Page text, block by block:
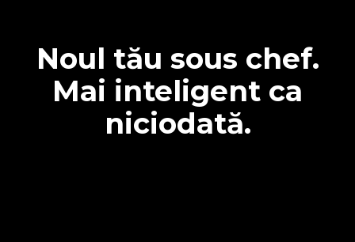
Noul tău sous chef.
Mai inteligent ca
niciodată.